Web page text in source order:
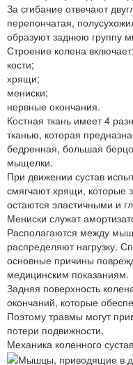
За сгибание отвечают
перепончатая,
образуют заднюю группу
Строение колена включает:
кости;
хрящи;
мениски;
нервные окончания.
Костная ткань имеет 4
тканью, которая
бедренная, большая
мыщелки.
При движении сустав
смягчают хрящи, которые
остаются эластичными и
Мениски служат
Располагаются между
распределяют нагрузку.
основные причины
медицинским показаниям.
Задняя поверхность
окончаний, которые
Поэтому травмы могут
потери подвижности.
Механика коленного